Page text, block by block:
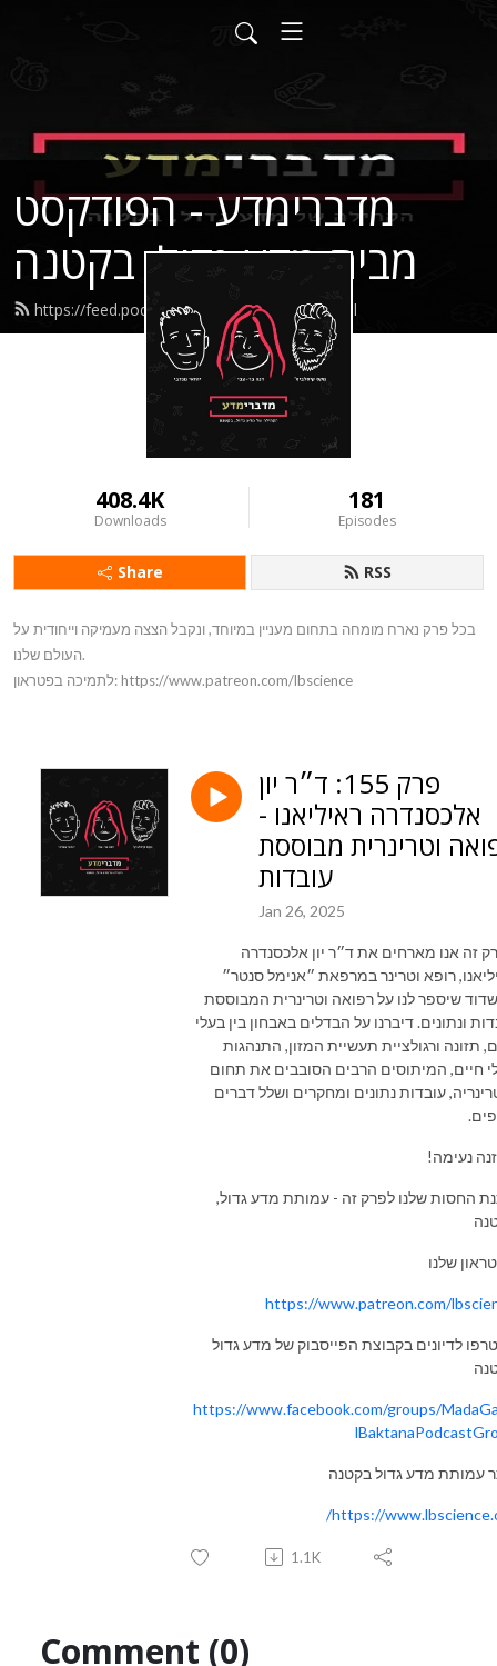
מדברימדע - הפודקסט
מבית מדע גדול, בקטנה
https://feed.podbean.com/lbscience/feed.xml
408.4K
Downloads
181
Episodes
Share RSS
בכל פרק נארח מומחה בתחום מעניין במיוחד, ונקבל הצצה מעמיקה וייחודית על
העולם שלנו.
לתמיכה בפטראון: https://www.patreon.com/lbscience
פרק 155: ד״ר יון
אלכסנדרה ראיליאנו -
וטרינרית מבוססת
עובדות
Jan 26, 2025
זה אנו מארחים את ד״ר יון אלכסנדרה
רופא וטרינר במרפאת ״אנימל סנטר״
שיספר לנו על רפואה וטרינרית המבוססת
ונתונים. דיברנו על הבדלים באבחון בין בעלי
תזונה ורגולציית תעשיית המזון, התנהגות
חיים, המיתוסים הרבים הסובבים את תחום
עובדות נתונים ומחקרים ושלל דברים
נעימה!
החסות שלנו לפרק זה - עמותת מדע גדול,
שלנו
https://www.patreon.com/
לדיונים בקבוצת הפייסבוק של מדע גדול
https://www.facebook.com/groups/
עמותת מדע גדול בקטנה
https://
1.1K
Comment (0)